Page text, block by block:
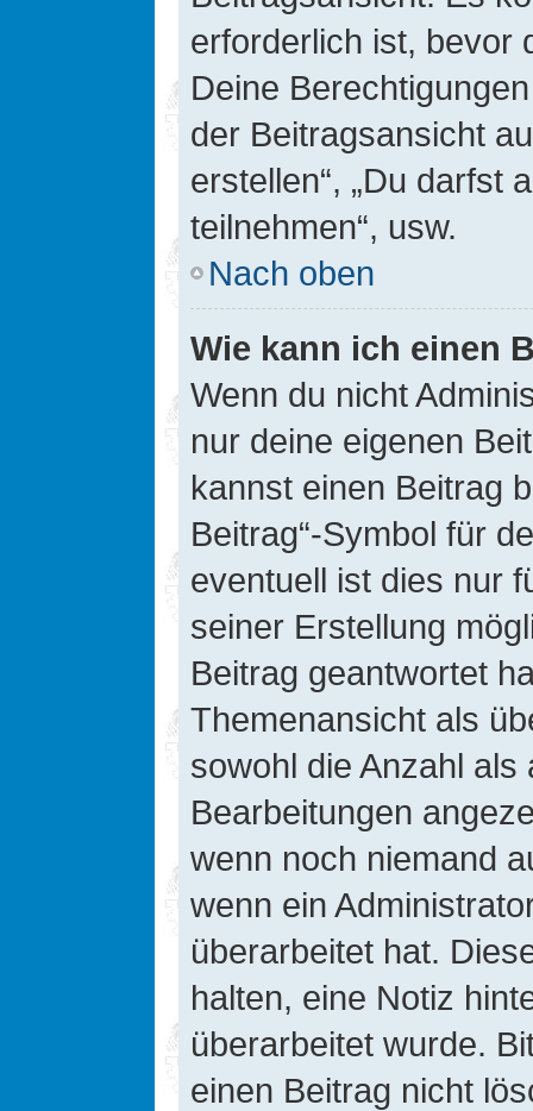
erforderlich ist, bevor
Deine
der Beitragsansicht
erstellen“, „Du darfst
teilnehmen“, usw.
Nach oben
Wie kann ich einen
Wenn du nicht
nur deine eigenen
kannst einen Beitrag
Beitrag“-Symbol für
eventuell ist dies nur
seiner Erstellung
Beitrag geantwortet
Themenansicht als
sowohl die Anzahl
Bearbeitungen
wenn noch niemand
wenn ein
überarbeitet hat.
halten, eine Notiz
überarbeitet wurde.
einen Beitrag nicht